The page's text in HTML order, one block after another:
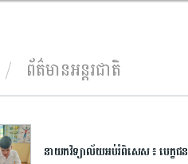
ព័ត៌មានអន្តរជាតិ
នាយក​វិទ្យាល័យ​អប់រំ​ពិសេស​ ​៖ ​បេក្ខជន​